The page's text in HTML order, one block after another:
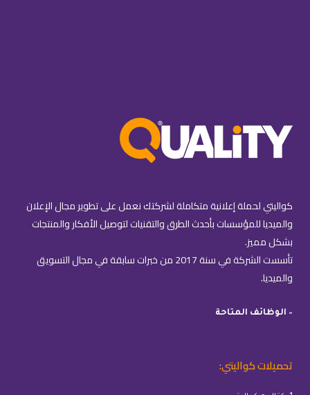
كواليتي لحملة إعلانية متكاملة لشركتك نعمل على تطوير مجال الإعلان
والميديا للمؤسسات بأحدث الطرق والتقنيات لتوصيل الأفكار والمنتجات
بشكل مميز.
تأسست الشركة في سنة 2017 من خبرات سابقة في مجال التسويق
والميديا.
– الوظائف المتاحة
تحميلات كواليتي: